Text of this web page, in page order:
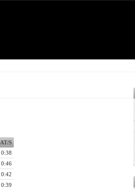
AT/S
0:38
0:46
0:42
0:39